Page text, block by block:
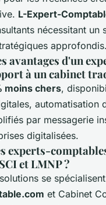
L-Expert-
nécessitant un
approfondis.
avantages d'un
à un cabinet
moins chers,
automatisation
par messagerie
digitalisées.
experts-
et LMNP ?
se
et Cabinet